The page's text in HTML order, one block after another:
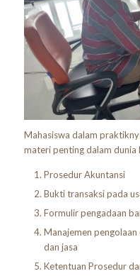
Mahasiswa dalam
materi penting dalam dunia
Prosedur Akuntansi
Bukti transaksi pada
Formulir pengadaan
Manajemen
dan jasa
Ketentuan Prosedur